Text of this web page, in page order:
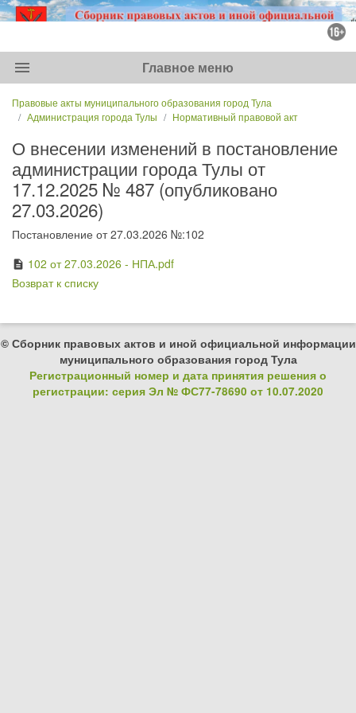
menu Главное меню
Правовые акты муниципального образования город Тула
Администрация города Тулы
Нормативный правовой акт
О внесении изменений в постановление
администрации города Тулы от
17.12.2025 № 487 (опубликовано
27.03.2026)
Постановление от 27.03.2026 №:102
description 102 от 27.03.2026 - НПА.pdf
Возврат к списку
© Сборник правовых актов и иной официальной информации
муниципального образования город Тула
Регистрационный номер и дата принятия решения о
регистрации: серия Эл № ФС77-78690 от 10.07.2020